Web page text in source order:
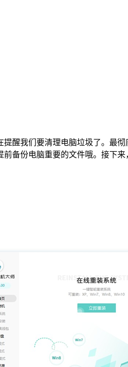
醒我们要清理电脑垃圾了。最
备份电脑重要的文件哦。接下